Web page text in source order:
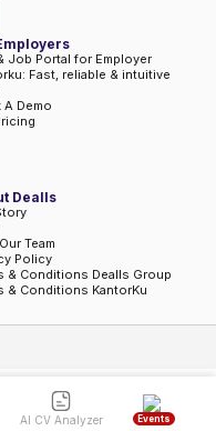
Job Portal for Employer
Fast, reliable & intuitive
A Demo
Dealls
Team
Policy
& Conditions Dealls Group
& Conditions KantorKu
AI CV Analyzer Events